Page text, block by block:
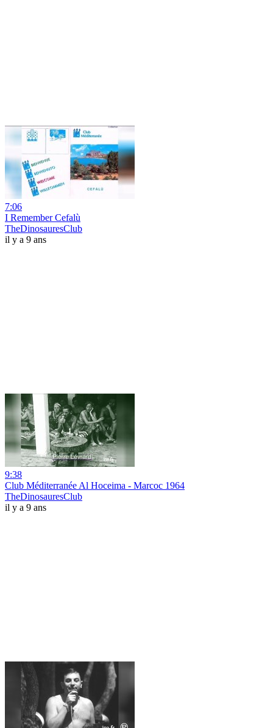
7:06
I Remember Cefalù
TheDinosauresClub
il y a 9 ans
9:38
Club Méditerranée Al Hoceima - Marcoc 1964
TheDinosauresClub
il y a 9 ans